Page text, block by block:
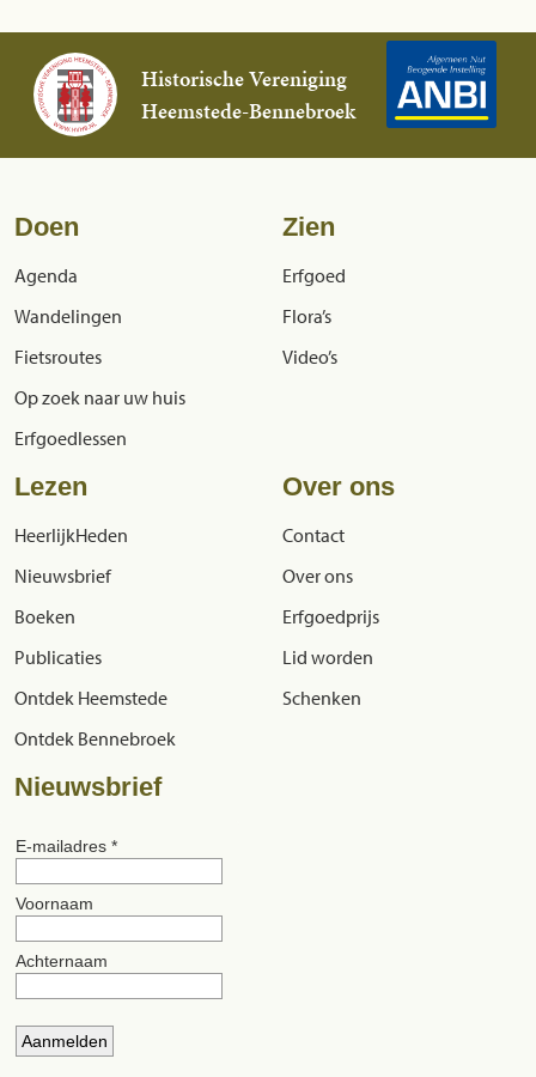
Historische Vereniging
Heemstede-Bennebroek
Doen
Agenda
Wandelingen
Fietsroutes
Op zoek naar uw huis
Erfgoedlessen
Zien
Erfgoed
Flora’s
Video’s
Lezen
HeerlijkHeden
Nieuwsbrief
Boeken
Publicaties
Ontdek Heemstede
Ontdek Bennebroek
Over ons
Contact
Over ons
Erfgoedprijs
Lid worden
Schenken
Nieuwsbrief